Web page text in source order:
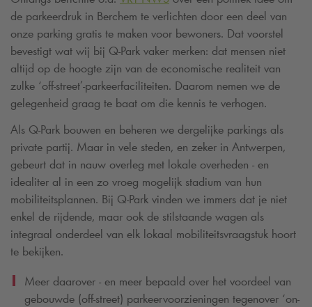
de parkeerdruk in Berchem te verlichten door een deel van
onze parking gratis te maken voor bewoners. Dat voorstel
bevestigt wat wij bij Q-Park vaker merken: dat mensen niet
altijd op de hoogte zijn van de economische realiteit van
zulke ‘off-street’-parkeerfaciliteiten. Daarom nemen we de
gelegenheid graag te baat om die kennis te verhogen.
Als Q-Park bouwen en beheren we dergelijke parkings als
private partij. Maar in vele steden, en zeker in Antwerpen,
gebeurt dat in nauw overleg met lokale overheden - en
idealiter al in een zo vroeg mogelijk stadium van hun
mobiliteitsplannen. Bij Q-Park vinden we immers dat je niet
enkel de rijdende, maar ook de stilstaande wagen als
integraal onderdeel van elk lokaal mobiliteitsvraagstuk hoort
te bekijken.
Meer daarover - en meer bepaald over het voordeel van
gebouwde (off-street) parkeervoorzieningen tegenover ‘on-